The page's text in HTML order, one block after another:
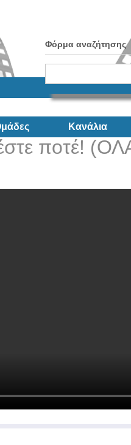
Φόρμα αναζήτησης
Κανάλια
ποτέ!